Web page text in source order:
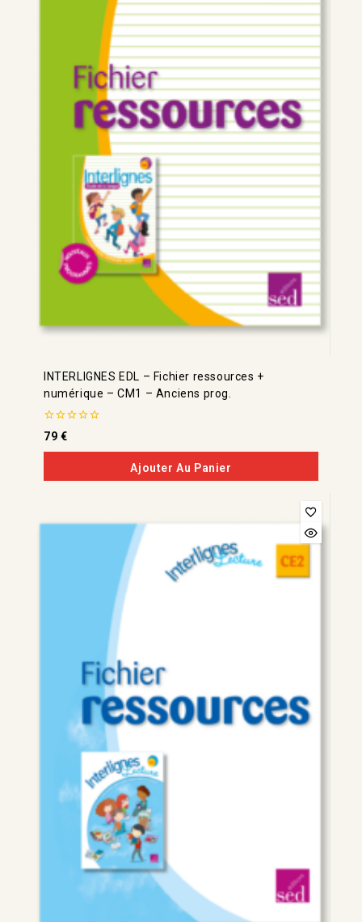
INTERLIGNES EDL – Fichier ressources +
numérique – CM1 – Anciens prog.
0
de
5
79 €
Ajouter Au Panier